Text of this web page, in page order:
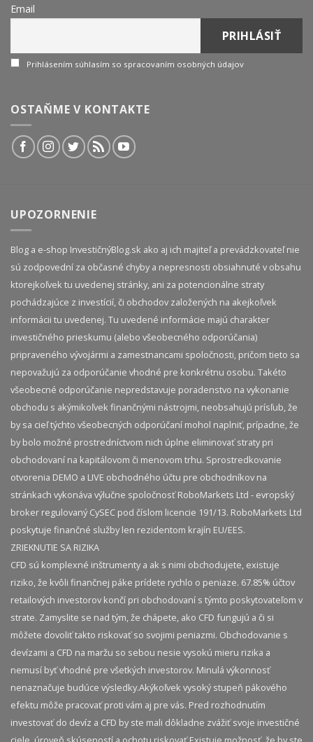
Email
Prihlásením súhlasím so spracovaním osobných údajov
OSTAŇME V KONTAKTE
UPOZORNENIE
Blog a e-shop InvestičnýBlog.sk ako aj ich majiteľ a prevádzkovateľ nie
sú zodpovední za občasné chyby a nepresnosti obsiahnuté v obsahu
ktorejkoľvek tu uvedenej stránky, ani za potencionálne straty
pochádzajúce z investícií, či obchodov založených na akejkoľvek
informácii tu uvedenej. Tu uvedené informácie majú charakter
investičného prieskumu (alebo všeobecného odporúčania)
pripraveného vývojármi a zamestnancami spoločnosti, pričom tieto sa
nepovažujú za odporúčanie vhodné pre konkrétnu osobu. Takéto
všeobecné odporúčanie nepredstavuje poradenstvo na vykonanie
obchodu s akýmikoľvek finančnými nástrojmi, neobsahujú prísľub, že
by sa cieľ týchto všeobecných odporúčaní mohol naplniť, prípadne, že
by bolo možné prostredníctvom nich úplne eliminovať straty pri
obchodovaní na kapitálovom či menovom trhu. Sprostredkovanie
otvorenia DEMO a LIVE obchodného účtu pre obchodníkov na
stránkach vykonáva výlučne spoločnosť RoboMarkets Ltd - evropský
broker regulovaný CySEC pod číslom licencie 191/13. RoboMarkets Ltd
poskytuje finančné služby len rezidentom krajín EU/EES.
ZRIEKNUTIE SA RIZIKA
CFD sú komplexné inštrumenty a ak s nimi obchodujete, existuje
riziko, že kvôli finančnej páke prídete rychlo o peniaze. 67.85% účtov
retailových investorov končí pri obchodovaní s týmto poskytovateľom v
strate. Zamyslite se nad tým, že chápete, ako CFD fungujú a či si
môžete dovoliť takto riskovať so svojimi peniazmi. Obchodovanie s
devízami a CFD na maržu so sebou nesie vysokú mieru rizika a
nemusí byť vhodné pre všetkých investorov. Minulá výkonnosť
nenaznačuje budúce výsledky.​ Akýkoľvek vysoký stupeň pákového
efektu môže pracovať proti vám aj pre vás. Pred rozhodnutím
investovať do devíz a CFD by ste mali dôkladne zvážiť svoje investičné